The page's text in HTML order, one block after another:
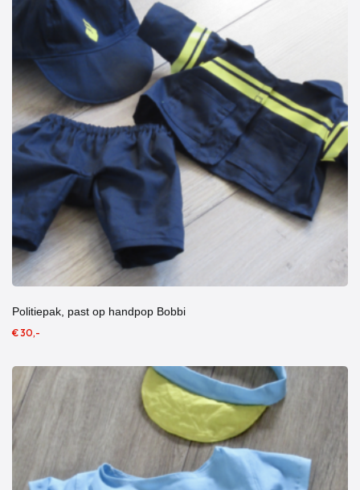
Politiepak, past op handpop Bobbi
€ 30,-